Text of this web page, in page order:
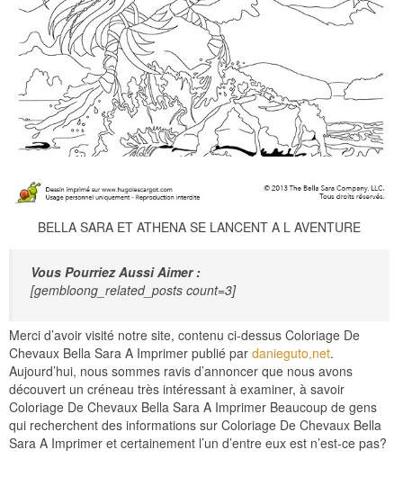
BELLA SARA ET ATHENA SE LANCENT A L AVENTURE
Vous Pourriez Aussi Aimer :
[gembloong_related_posts count=3]
Merci d’avoir visité notre site, contenu ci-dessus Coloriage De
Chevaux Bella Sara A Imprimer publié par danieguto,net.
Aujourd’hui, nous sommes ravis d’annoncer que nous avons
découvert un créneau très intéressant à examiner, à savoir
Coloriage De Chevaux Bella Sara A Imprimer Beaucoup de gens
qui recherchent des informations sur Coloriage De Chevaux Bella
Sara A Imprimer et certainement l’un d’entre eux est n’est-ce pas?